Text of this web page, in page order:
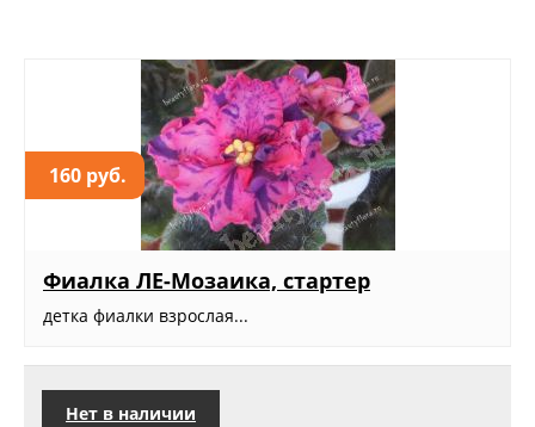
160 руб.
Фиалка ЛЕ-Мозаика, стартер
детка фиалки взрослая...
Нет в наличии